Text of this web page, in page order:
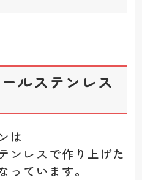
ルステンレス
は
ンレスで作り上げた
っています。